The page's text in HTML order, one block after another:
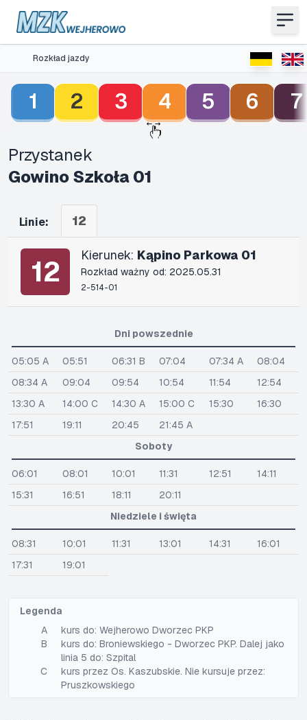
Rozkład jazdy
1 2 3 4 5 6 7
Przystanek
Gowino Szkoła 01
Linie: 12
12 Kierunek: Kąpino Parkowa 01
Rozkład ważny od: 2025.05.31
2-514-01
Dni powszednie
05:05 A 05:51 06:31 B 07:04 07:34 A
08:04
08:34 A
09:04 09:54 10:54 11:54
12:54
13:30 A
14:00 C 14:30 A 15:00 C 15:30
16:30
17:51
19:11 20:45
21:45 A
Soboty
06:01 08:01 10:01 11:31 12:51
14:11
15:31
16:51 18:11
20:11
Niedziele i święta
08:31 10:01 11:31 13:01 14:31
16:01
17:31
19:01
Legenda
A
kurs do: Wejherowo Dworzec PKP
B
kurs do: Broniewskiego - Dworzec PKP. Dalej jako
linia 5 do: Szpital
C
kurs przez Os. Kaszubskie. Nie kursuje przez:
Pruszkowskiego